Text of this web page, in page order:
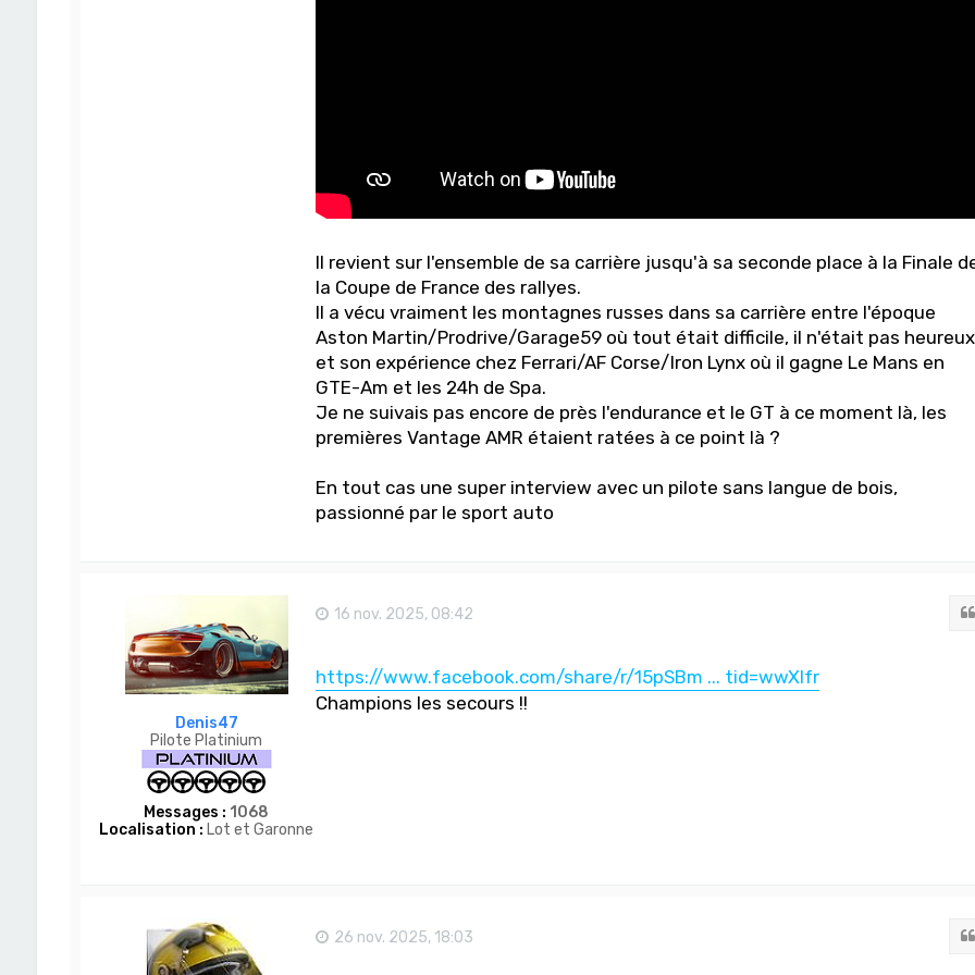
Il revient sur l'ensemble de sa carrière jusqu'à sa seconde place à la Finale
la Coupe de France des rallyes.
Il a vécu vraiment les montagnes russes dans sa carrière entre l'époque
Aston Martin/Prodrive/Garage59 où tout était difficile, il n'était pas heureux
et son expérience chez Ferrari/AF Corse/Iron Lynx où il gagne Le Mans en
GTE-Am et les 24h de Spa.
Je ne suivais pas encore de près l'endurance et le GT à ce moment là, les
premières Vantage AMR étaient ratées à ce point là ?
En tout cas une super interview avec un pilote sans langue de bois,
passionné par le sport auto
Denis47
Pilote Platinium
Messages : 1068
Localisation : Lot et Garonne
16 nov. 2025, 08:42
https://www.facebook.com/share/r/15pSBm ... tid=wwXIfr
Champions les secours !!
26 nov. 2025, 18:03